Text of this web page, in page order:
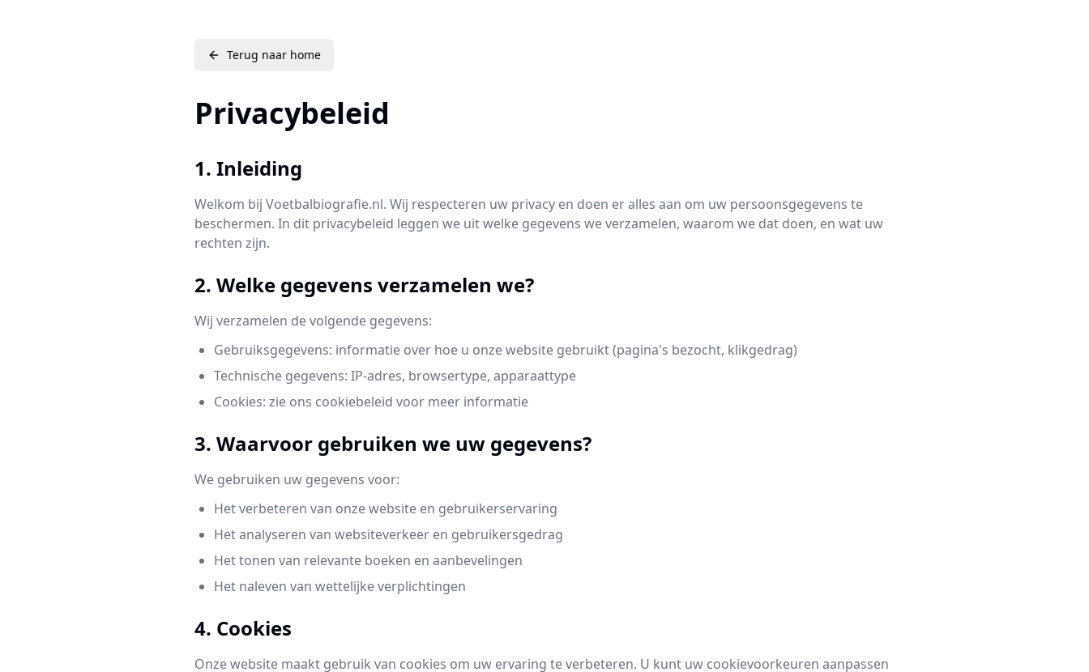
Terug naar home
Privacybeleid
1. Inleiding
Welkom bij Voetbalbiografie.nl. Wij respecteren uw privacy en doen er alles aan om uw persoonsgegevens te
beschermen. In dit privacybeleid leggen we uit welke gegevens we verzamelen, waarom we dat doen, en wat uw
rechten zijn.
2. Welke gegevens verzamelen we?
Wij verzamelen de volgende gegevens:
Gebruiksgegevens: informatie over hoe u onze website gebruikt (pagina's bezocht, klikgedrag)
Technische gegevens: IP-adres, browsertype, apparaattype
Cookies: zie ons cookiebeleid voor meer informatie
3. Waarvoor gebruiken we uw gegevens?
We gebruiken uw gegevens voor:
Het verbeteren van onze website en gebruikerservaring
Het analyseren van websiteverkeer en gebruikersgedrag
Het tonen van relevante boeken en aanbevelingen
Het naleven van wettelijke verplichtingen
4. Cookies
Onze website maakt gebruik van cookies om uw ervaring te verbeteren. U kunt uw cookievoorkeuren aanpassen